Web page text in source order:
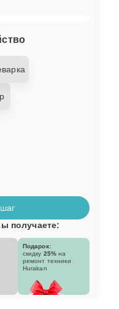
получаете:
Подарок:
скидку 25% на
ремонт техники
Hurakan